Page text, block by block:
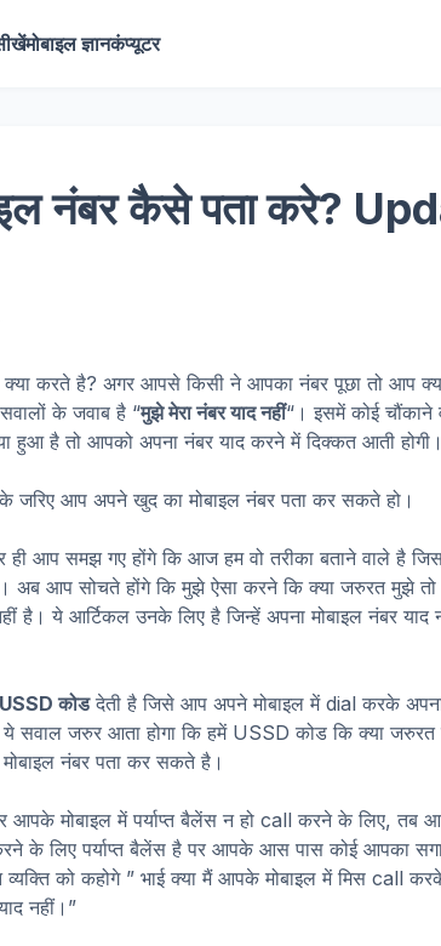
मोबाइल ज्ञानकंप्यूटर
नंबर कैसे पता करे?
क्या करते है? अगर आपसे किसी ने आपका नंबर पूछा तो आप
के जवाब है “मुझे मेरा नंबर याद नहीं“। इसमें कोई चौंकाने
हुआ है तो आपको अपना नंबर याद करने में दिक्कत आती होगी।
आप अपने खुद का मोबाइल नंबर पता कर सकते हो।
आप समझ गए होंगे कि आज हम वो तरीका बताने वाले है
आप सोचते होंगे कि मुझे ऐसा करने कि क्या जरुरत मुझे तो
है। ये आर्टिकल उनके लिए है जिन्हें अपना मोबाइल नंबर याद
USSD कोडदेती है जिसे आप अपने मोबाइल में dial करके अपना
जरुर आता होगा कि हमें USSD कोड कि क्या जरुरत
नंबर पता कर सकते है।
आपके मोबाइल में पर्याप्त बैलेंस न हो call करने के लिए, तब
के लिए पर्याप्त बैलेंस है पर आपके आस पास कोई आपका सगा
को कहोगे ” भाई क्या मैं आपके मोबाइल में मिस call
नहीं।”